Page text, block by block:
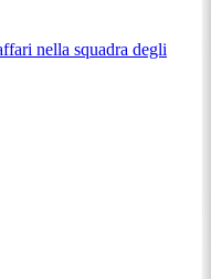
nella squadra degli